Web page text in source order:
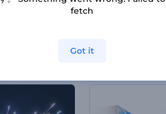
躍動感のある三目並べのイントロ動画
fetch
Got it